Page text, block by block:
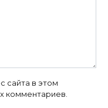
сайта в этом
комментариев.